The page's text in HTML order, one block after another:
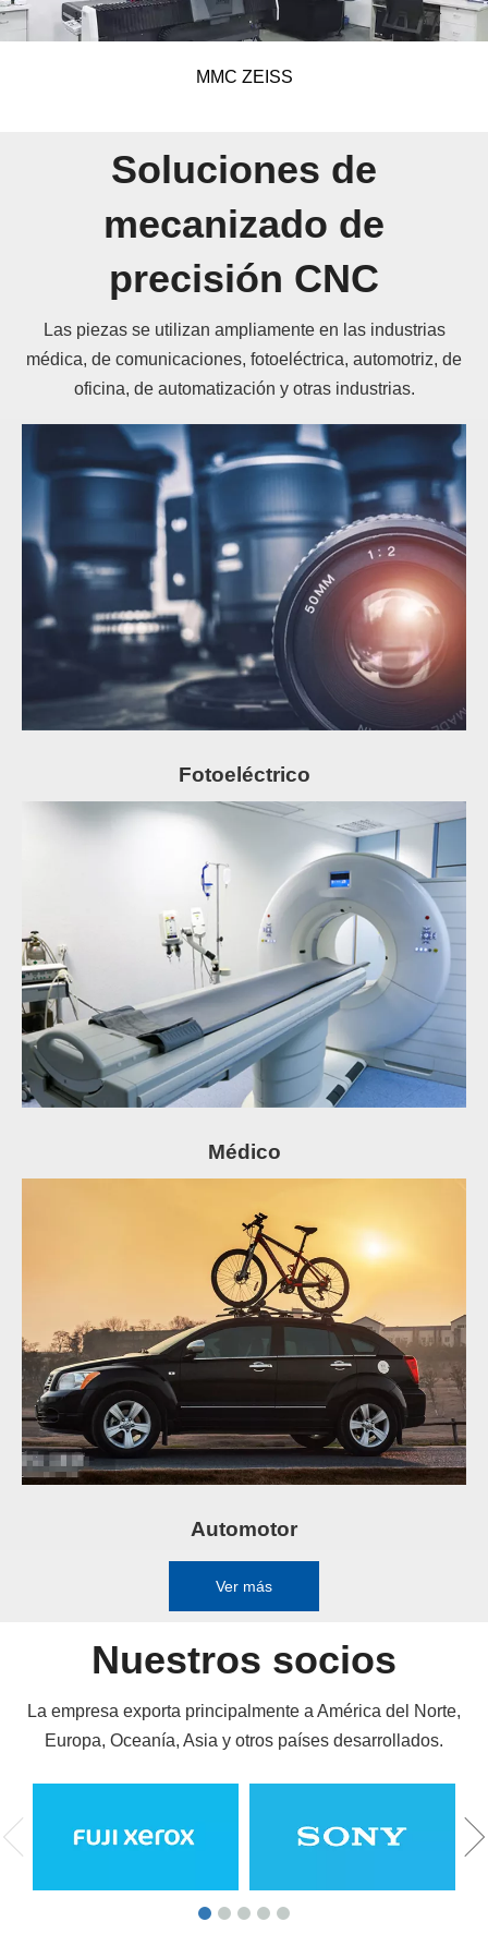
MMC ZEISS
Soluciones de
mecanizado de
precisión CNC
Las piezas se utilizan ampliamente en las industrias
médica, de comunicaciones, fotoeléctrica, automotriz, de
oficina, de automatización y otras industrias.
Fotoeléctrico
Médico
Automotor
Ver más
Nuestros socios
La empresa exporta principalmente a América del Norte,
Europa, Oceanía, Asia y otros países desarrollados.